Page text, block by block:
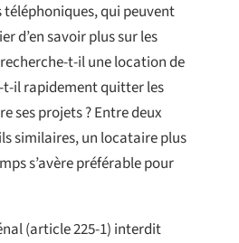
qui peuvent
d’en savoir plus sur les
t-il une location de
t-il rapidement quitter les
ses projets ? Entre deux
similaires, un locataire plus
s’avère préférable pour
(article 225-1) interdit